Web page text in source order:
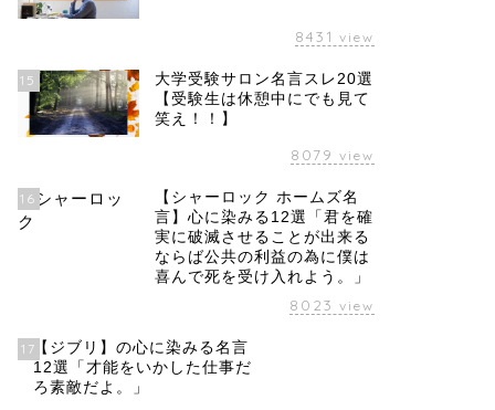
8431 view
15
大学受験サロン名言スレ20選
【受験生は休憩中にでも見て
笑え！！】
8079 view
16
【シャーロック ホームズ名
言】心に染みる12選「君を確
実に破滅させることが出来る
ならば公共の利益の為に僕は
喜んで死を受け入れよう。」
8023 view
17【ジブリ】の心に染みる名言
12選「才能をいかした仕事だ
ろ素敵だよ。」